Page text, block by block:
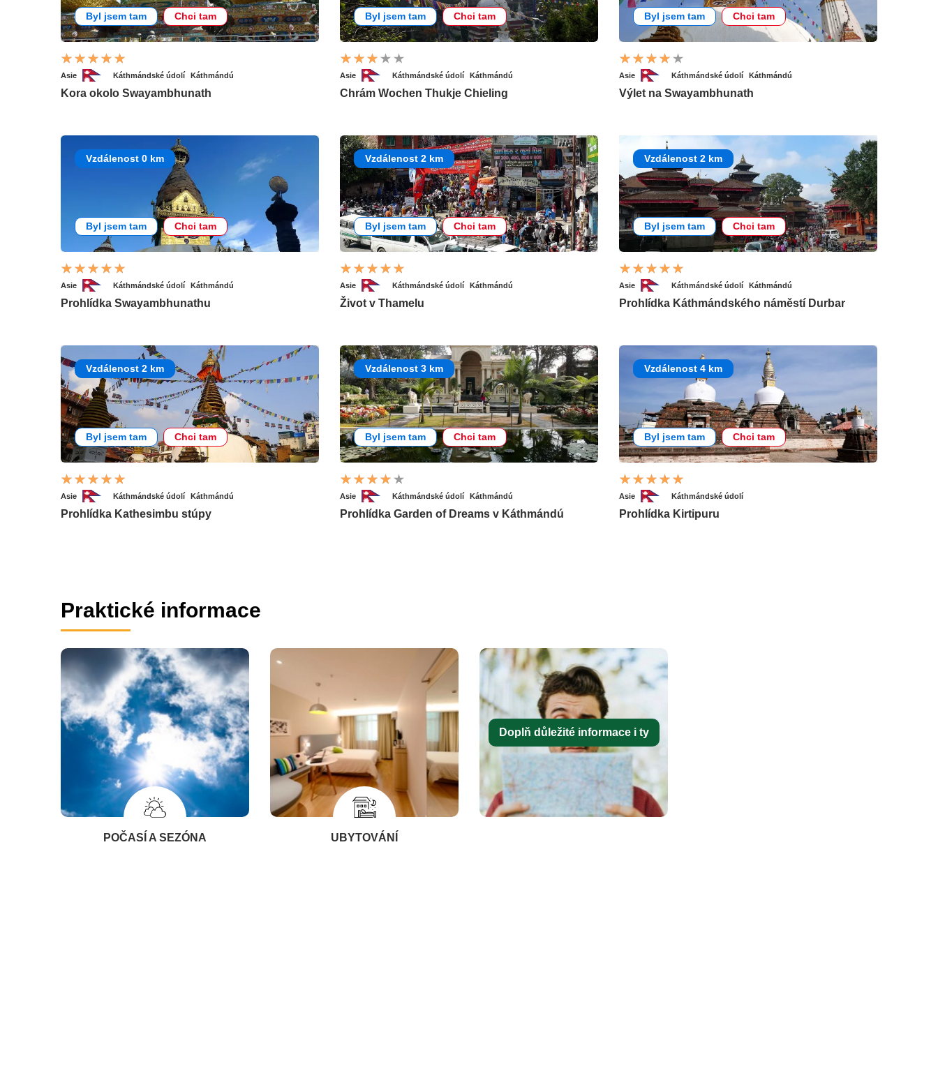
Byl jsem tam Chci tam
Asie Káthmándské údolí Káthmándú
Kora okolo Swayambhunath
Byl jsem tam Chci tam
Asie Káthmándské údolí Káthmándú
Chrám Wochen Thukje Chieling
Byl jsem tam Chci tam
Asie Káthmándské údolí Káthmándú
Výlet na Swayambhunath
Vzdálenost 0 km
Byl jsem tam Chci tam
Asie Káthmándské údolí Káthmándú
Prohlídka Swayambhunathu
Vzdálenost 2 km
Byl jsem tam Chci tam
Asie Káthmándské údolí Káthmándú
Život v Thamelu
Vzdálenost 2 km
Byl jsem tam Chci tam
Asie Káthmándské údolí Káthmándú
Prohlídka Káthmándského náměstí Durbar
Vzdálenost 2 km
Byl jsem tam Chci tam
Asie Káthmándské údolí Káthmándú
Prohlídka Kathesimbu stúpy
Vzdálenost 3 km
Byl jsem tam Chci tam
Asie Káthmándské údolí Káthmándú
Prohlídka Garden of Dreams v Káthmándú
Vzdálenost 4 km
Byl jsem tam Chci tam
Asie Káthmándské údolí
Prohlídka Kirtipuru
Praktické informace
POČASÍ A SEZÓNA UBYTOVÁNÍ
Doplň důležité informace i ty